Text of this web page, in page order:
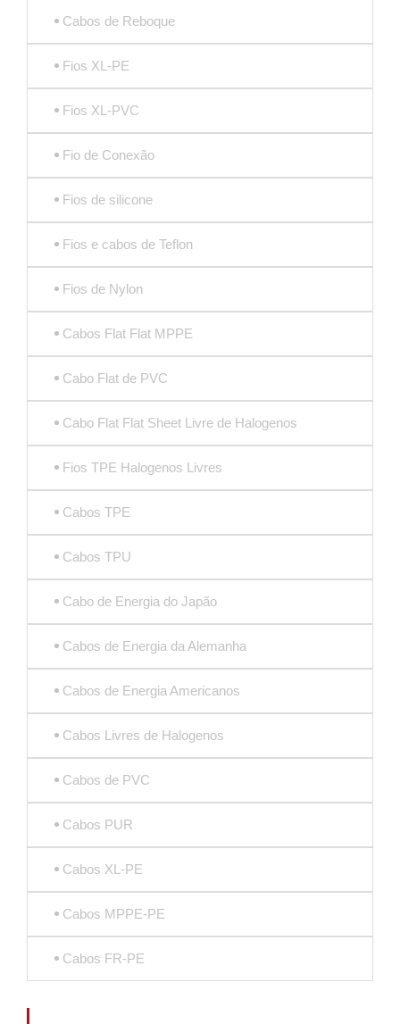
Cabos de Reboque
Fios XL-PE
Fios XL-PVC
Fio de Conexão
Fios de silicone
Fios e cabos de Teflon
Fios de Nylon
Cabos Flat Flat MPPE
Cabo Flat de PVC
Cabo Flat Flat Sheet Livre de Halogenos
Fios TPE Halogenos Livres
Cabos TPE
Cabos TPU
Cabo de Energia do Japão
Cabos de Energia da Alemanha
Cabos de Energia Americanos
Cabos Livres de Halogenos
Cabos de PVC
Cabos PUR
Cabos XL-PE
Cabos MPPE-PE
Cabos FR-PE